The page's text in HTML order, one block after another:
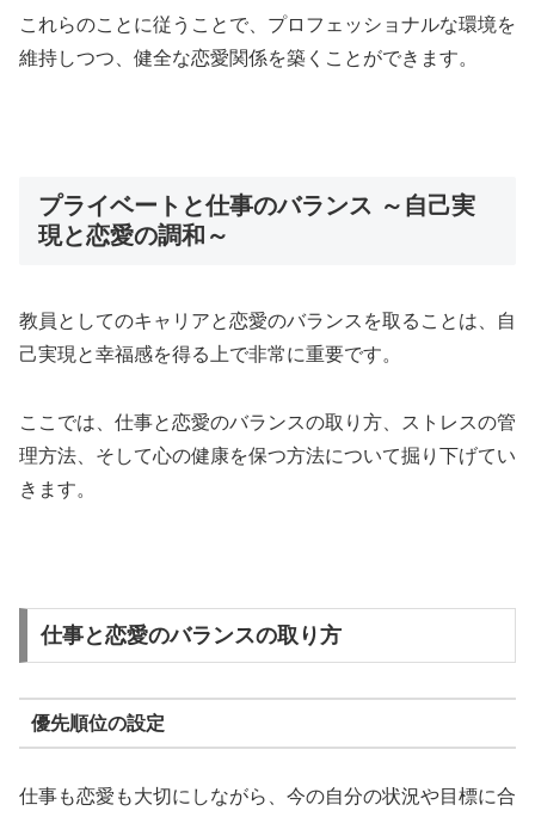
これらのことに従うことで、プロフェッショナルな環境を
維持しつつ、健全な恋愛関係を築くことができます。
プライベートと仕事のバランス ～自己実
現と恋愛の調和～
教員としてのキャリアと恋愛のバランスを取ることは、自
己実現と幸福感を得る上で非常に重要です。
ここでは、仕事と恋愛のバランスの取り方、ストレスの管
理方法、そして心の健康を保つ方法について掘り下げてい
きます。
仕事と恋愛のバランスの取り方
優先順位の設定
仕事も恋愛も大切にしながら、今の自分の状況や目標に合